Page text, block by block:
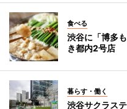
食べる
渋谷に「博多
き都内2号店
暮らす・働く
渋谷サクラス